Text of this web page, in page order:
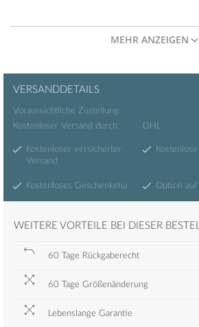
MEHR ANZEIGEN
VERSANDDETAILS
Voraussichtliche Zustellung:
Kostenloser Versand durch:
DHL
Kostenloser versicherter
Versand
Kostenloses Geschenketui Option auf
WEITERE VORTEILE BEI DIESER
60 Tage Rückgaberecht
60 Tage Größenänderung
Lebenslange Garantie